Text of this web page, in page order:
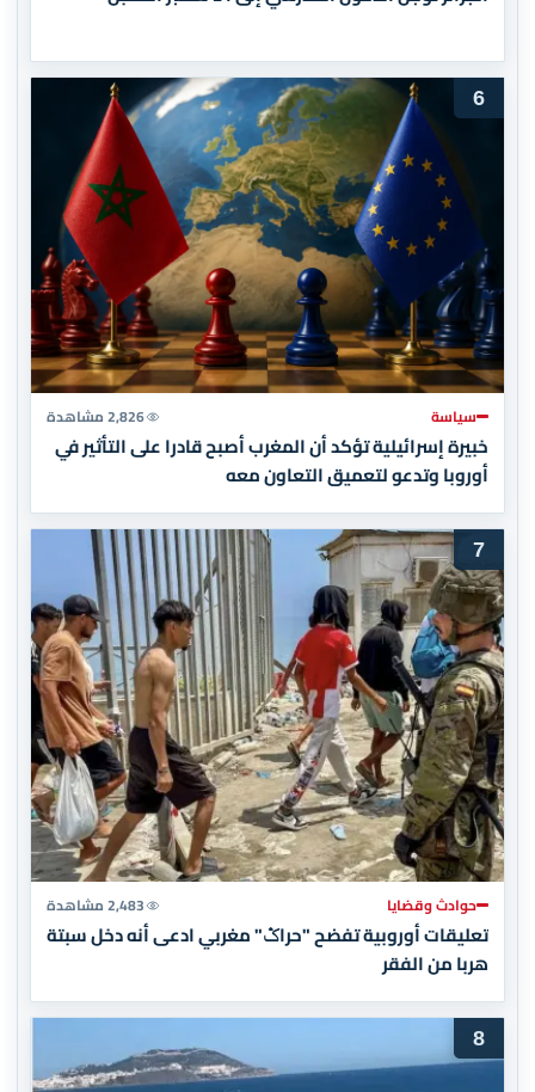
6
سياسة 2,826 مشاهدة
خبيرة إسرائيلية تؤكد أن المغرب أصبح قادرا على التأثير في
أوروبا وتدعو لتعميق التعاون معه
7
حوادث وقضايا 2,483 مشاهدة
تعليقات أوروبية تفضح "حراݣ" مغربي ادعى أنه دخل سبتة
هربا من الفقر
8